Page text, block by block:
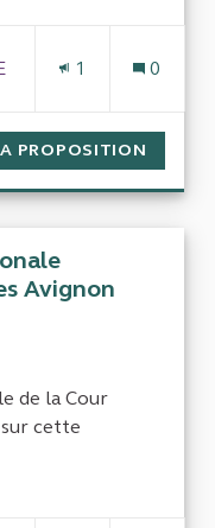
1 0
PROPOSITION
Avignon
de la Cour
cette
Finances publiques &